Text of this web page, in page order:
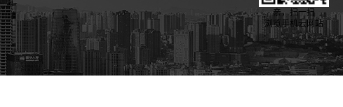
亲，扫一扫
浏览手机云网站